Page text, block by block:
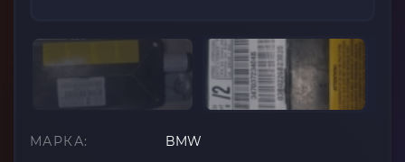
МАРКА:
BMW